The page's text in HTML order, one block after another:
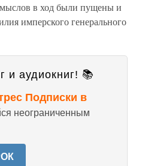
в ход были пущены и
имперского генерального
и аудиокниг! 📚
Подписки в
неограниченным